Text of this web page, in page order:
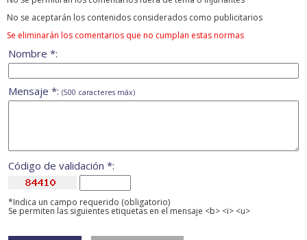
No se aceptarán los contenidos considerados como publicitarios
Se eliminarán los comentarios que no cumplan estas normas
Nombre *:
Mensaje *: (500 caracteres máx)
Código de validación *:
*Indica un campo requerido (obligatorio)
Se permiten las siguientes etiquetas en el mensaje <b> <i> <u>